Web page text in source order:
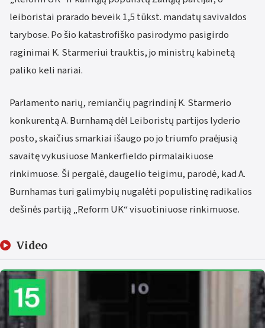
leiboristai prarado beveik 1,5 tūkst. mandatų savivaldos
tarybose. Po šio katastrofiško pasirodymo pasigirdo
raginimai K. Starmeriui trauktis, jo ministrų kabinetą
paliko keli nariai.
Parlamento narių, remiančių pagrindinį K. Starmerio
konkurentą A. Burnhamą dėl Leiboristų partijos lyderio
posto, skaičius smarkiai išaugo po jo triumfo praėjusią
savaitę vykusiuose Mankerfieldo pirmalaikiuose
rinkimuose. Ši pergalė, daugelio teigimu, parodė, kad A.
Burnhamas turi galimybių nugalėti populistinę radikalios
dešinės partiją „Reform UK“ visuotiniuose rinkimuose.
Video